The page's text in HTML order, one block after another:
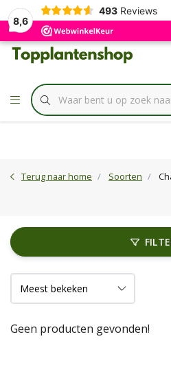
8,6
493 Reviews
✔Specialist in
Terug naar home Soorten
Geen producten gevonden!